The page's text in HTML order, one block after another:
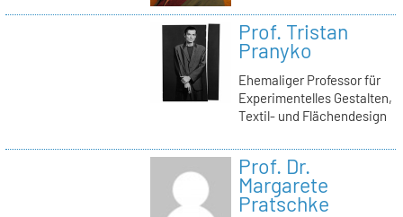
Prof. Tristan
Pranyko
Ehemaliger Professor für
Experimentelles Gestalten,
Textil- und Flächendesign
Prof. Dr.
Margarete
Pratschke